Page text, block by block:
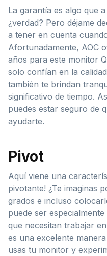
La garantía es algo que
¿verdad? Pero déjame
a tener en cuenta
Afortunadamente, AOC
años para este monitor
solo confían en la
también te brindan
significativo de tiempo.
puedes estar seguro de
ayudarte.
Pivot
Aquí viene una
pivotante! ¿Te imaginas
grados e incluso
puede ser
que necesitan trabajar
es una excelente
usas tu monitor y